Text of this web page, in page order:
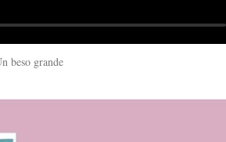
beso grande